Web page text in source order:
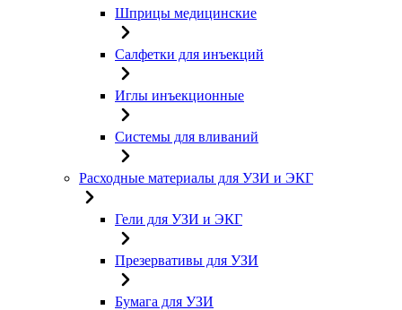
Шприцы медицинские
Салфетки для инъекций
Иглы инъекционные
Системы для вливаний
Расходные материалы для УЗИ и ЭКГ
Гели для УЗИ и ЭКГ
Презервативы для УЗИ
Бумага для УЗИ